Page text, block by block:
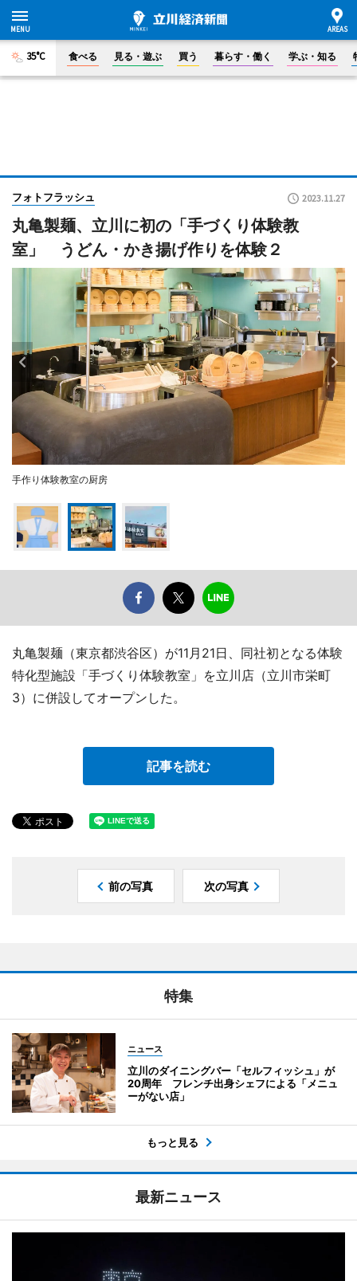
35°C 食べる 見る・遊ぶ 買う 暮らす・働く 学ぶ・知る
フォトフラッシュ 2023.11.27
丸亀製麺、立川に初の「手づくり体験教
室」 うどん・かき揚げ作りを体験２
手作り体験教室の厨房
丸亀製麺（東京都渋谷区）が11月21日、同社初となる体験
特化型施設「手づくり体験教室」を立川店（立川市栄町
3）に併設してオープンした。
記事を読む
前の写真 次の写真
特集
ニュース
立川のダイニングバー「セルフィッシュ」が
20周年 フレンチ出身シェフによる「メニュ
ーがない店」
もっと見る
最新ニュース